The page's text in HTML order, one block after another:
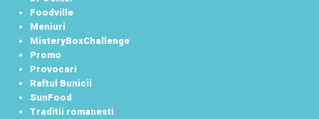
Foodville
Meniuri
MisteryBoxChallenge
Promo
Provocari
Raftul Bunicii
SunFood
Traditii romanesti